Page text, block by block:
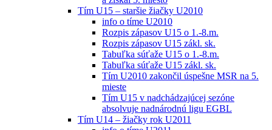
Tím U15 – staršie žiačky U2010
info o tíme U2010
Rozpis zápasov U15 o 1.-8.m.
Rozpis zápasov U15 zákl. sk.
Tabuľka súťaže U15 o 1.-8.m.
Tabuľka súťaže U15 zákl. sk.
Tím U2010 zakončil úspešne MSR na 5.
mieste
Tím U15 v nadchádzajúcej sezóne
absolvuje nadnárodnú ligu EGBL
Tím U14 – žiačky rok U2011